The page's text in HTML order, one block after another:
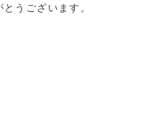
うございます。